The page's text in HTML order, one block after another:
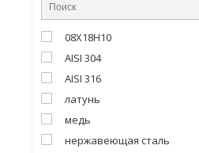
08Х18Н10
AISI 304
AISI 316
латунь
медь
нержавеющая сталь